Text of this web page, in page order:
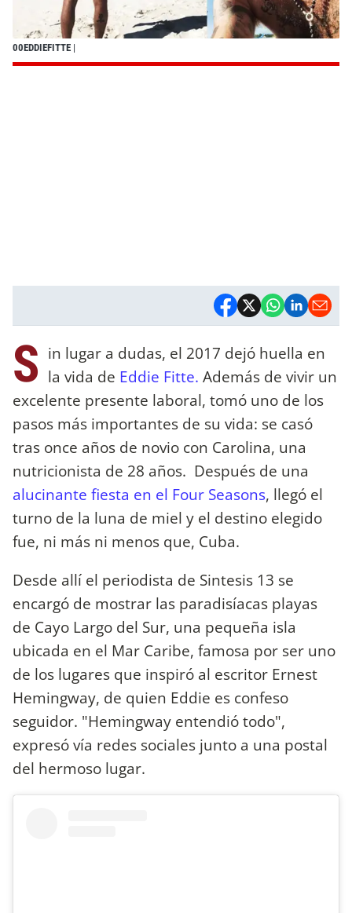
00EDDIEFITTE |
S in lugar a dudas, el 2017 dejó huella en
la vida de Eddie Fitte. Además de vivir un
excelente presente laboral, tomó uno de los
pasos más importantes de su vida: se casó
tras once años de novio con Carolina, una
nutricionista de 28 años. Después de una
alucinante fiesta en el Four Seasons, llegó el
turno de la luna de miel y el destino elegido
fue, ni más ni menos que, Cuba.
Desde allí el periodista de Sintesis 13 se
encargó de mostrar las paradisíacas playas
de Cayo Largo del Sur, una pequeña isla
ubicada en el Mar Caribe, famosa por ser uno
de los lugares que inspiró al escritor Ernest
Hemingway, de quien Eddie es confeso
seguidor. "Hemingway entendió todo",
expresó vía redes sociales junto a una postal
del hermoso lugar.